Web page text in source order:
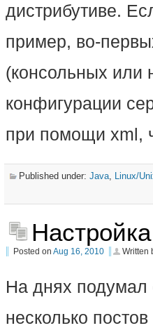
дистрибутиве.
пример, во-
(консольных или
конфигурации
при помощи xml,
Published under: Java, Linux/
Posted on Aug 16, 2010 Written
На днях подумал
несколько